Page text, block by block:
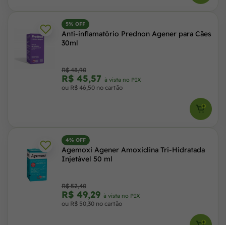
5% OFF
Anti-inflamatório Prednon Agener para Cães
30ml
R$ 48,90
R$ 45,57 à vista no PIX
ou R$ 46,50 no cartão
4% OFF
Agemoxi Agener Amoxiclina Tri-Hidratada
Injetável 50 ml
R$ 52,40
R$ 49,29 à vista no PIX
ou R$ 50,30 no cartão